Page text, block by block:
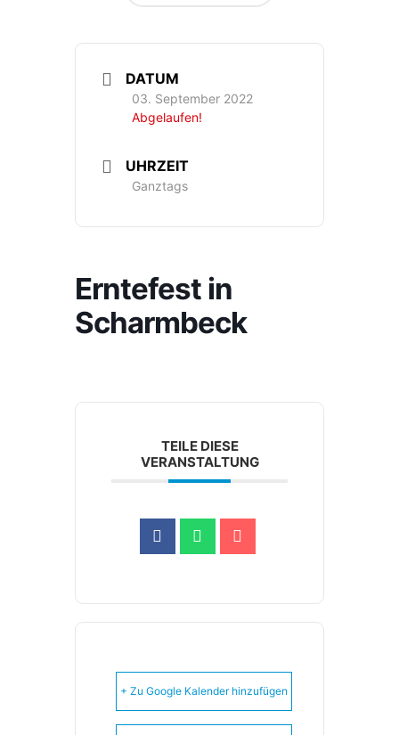
DATUM
03. September 2022
Abgelaufen!
UHRZEIT
Ganztags
Erntefest in
Scharmbeck
TEILE DIESE
VERANSTALTUNG
+ Zu Google Kalender hinzufügen